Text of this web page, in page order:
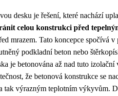
desku je řešení, které nachází
celou konstrukci před
mrazem. Tato koncepce spočívá v
podkladní beton nebo
je betonována až nad tuto izolační
že betonová konstrukce se
tak výrazným teplotním výkyvům.